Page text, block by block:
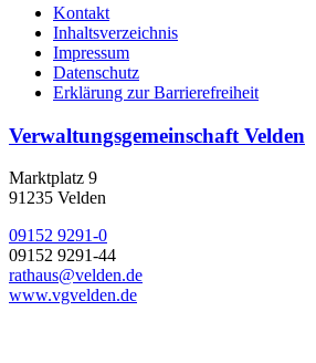
Kontakt
Inhaltsverzeichnis
Impressum
Datenschutz
Erklärung zur Barrierefreiheit
Verwaltungsgemeinschaft Velden
Marktplatz 9
91235 Velden
09152 9291-0
09152 9291-44
rathaus@velden.de
www.vgvelden.de